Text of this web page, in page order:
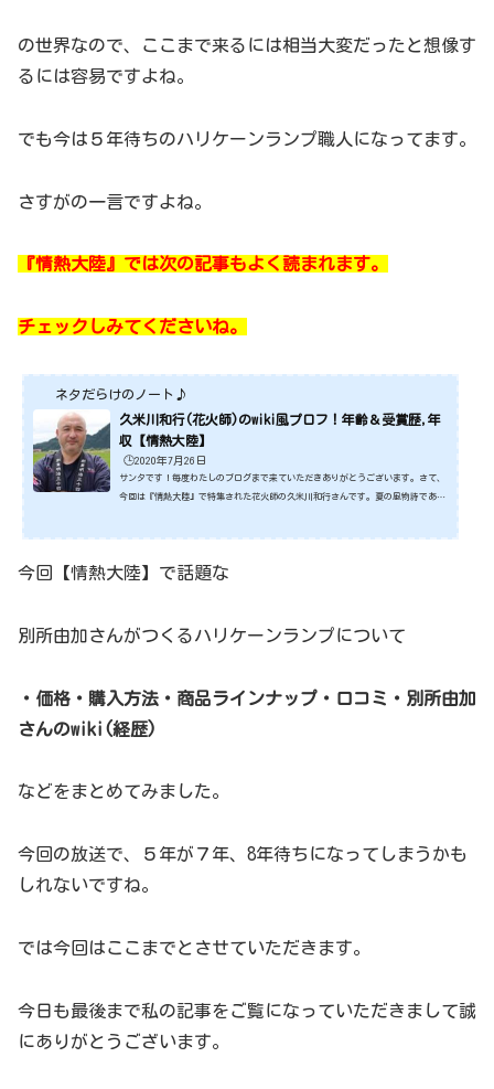
の世界なので、ここまで来るには相当大変だったと想像す
るには容易ですよね。
でも今は５年待ちのハリケーンランプ職人になってます。
さすがの一言ですよね。
『情熱大陸』では次の記事もよく読まれます。
チェックしみてくださいね。
ネタだらけのノート♪
久米川和行(花火師)のwiki風プロフ！年齢＆受賞歴,年
収【情熱大陸】
🕒️2020年7月26日
サンタです！毎度わたしのブログまで来ていただきありがとうございます。さて、
今回は『情熱大陸』で特集された花火師の久米川和行さんです。夏の風物詩である
んなことで今回は、花火師 久米川和行さんについてみていきたいと思います。で
今回【情熱大陸】で話題な
別所由加さんがつくるハリケーンランプについて
・価格・購入方法・商品ラインナップ・口コミ・別所由加
さんのwiki(経歴)
などをまとめてみました。
今回の放送で、５年が７年、8年待ちになってしまうかも
しれないですね。
では今回はここまでとさせていただきます。
今日も最後まで私の記事をご覧になっていただきまして誠
にありがとうございます。